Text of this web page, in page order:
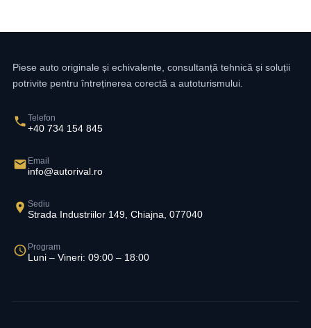
Piese auto originale și echivalente, consultanță tehnică și soluții
potrivite pentru întreținerea corectă a autoturismului.
Telefon
+40 734 154 845
Email
info@autorival.ro
Sediu
Strada Industriilor 149, Chiajna, 077040
Program
Luni – Vineri: 09:00 – 18:00